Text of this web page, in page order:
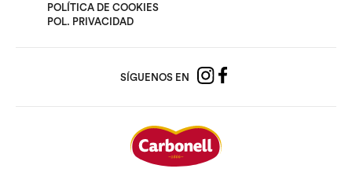
POLÍTICA DE COOKIES
POL. PRIVACIDAD
SÍGUENOS EN